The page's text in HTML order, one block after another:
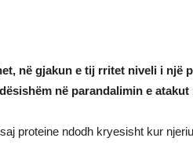
në gjakun e tij rritet niveli i një
në parandalimin e
proteine ndodh kryesisht kur